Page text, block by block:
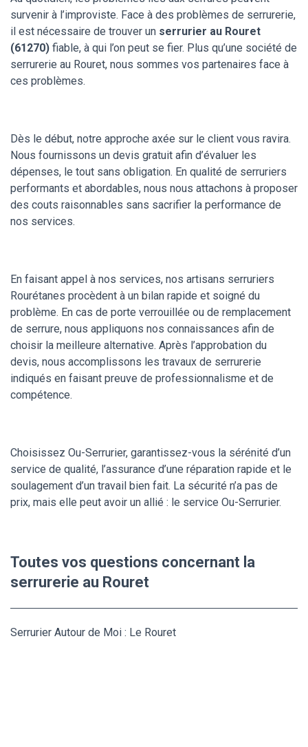
survenir à l’improviste. Face à des problèmes de serrurerie,
il est nécessaire de trouver un serrurier au Rouret
(61270) fiable, à qui l’on peut se fier. Plus qu’une société de
serrurerie au Rouret, nous sommes vos partenaires face à
ces problèmes.
Dès le début, notre approche axée sur le client vous ravira.
Nous fournissons un devis gratuit afin d’évaluer les
dépenses, le tout sans obligation. En qualité de serruriers
performants et abordables, nous nous attachons à proposer
des couts raisonnables sans sacrifier la performance de
nos services.
En faisant appel à nos services, nos artisans serruriers
Rourétanes procèdent à un bilan rapide et soigné du
problème. En cas de porte verrouillée ou de remplacement
de serrure, nous appliquons nos connaissances afin de
choisir la meilleure alternative. Après l’approbation du
devis, nous accomplissons les travaux de serrurerie
indiqués en faisant preuve de professionnalisme et de
compétence.
Choisissez Ou-Serrurier, garantissez-vous la sérénité d’un
service de qualité, l’assurance d’une réparation rapide et le
soulagement d’un travail bien fait. La sécurité n’a pas de
prix, mais elle peut avoir un allié : le service Ou-Serrurier.
Toutes vos questions concernant la
serrurerie au Rouret
Serrurier Autour de Moi : Le Rouret